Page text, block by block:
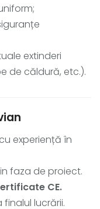
extinderi
de căldură, etc.).
cu experiență în
faza de proiect.
CE.
finalul lucrării.